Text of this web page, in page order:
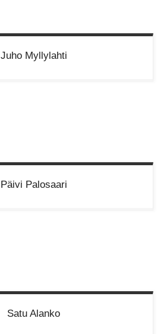
Juho Myllylahti
Päivi Palosaari
Satu Alanko